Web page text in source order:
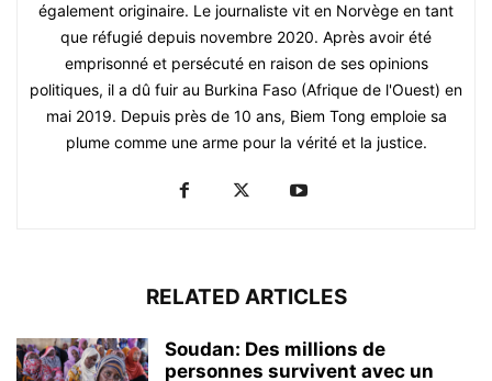
également originaire. Le journaliste vit en Norvège en tant
que réfugié depuis novembre 2020. Après avoir été
emprisonné et persécuté en raison de ses opinions
politiques, il a dû fuir au Burkina Faso (Afrique de l'Ouest) en
mai 2019. Depuis près de 10 ans, Biem Tong emploie sa
plume comme une arme pour la vérité et la justice.
RELATED ARTICLES
Soudan: Des millions de
personnes survivent avec un